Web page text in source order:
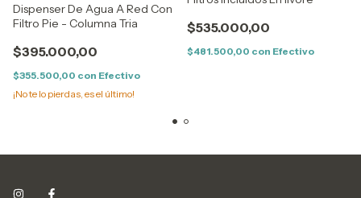
Dispenser De Agua A Red Con
Filtro Pie - Columna Tria
$395.000,00
$355.500,00 con Efectivo
¡No te lo pierdas, es el último!
$535.000,00
$481.500,00 con Efectivo